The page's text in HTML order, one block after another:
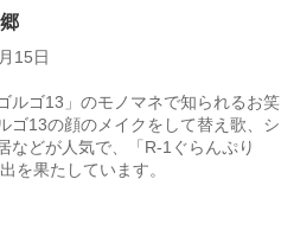
15日
ルゴ13」のモノマネで知られるお笑
ゴ13の顔のメイクをして替え歌、シ
などが人気で、「R-1ぐらんぷり
を果たしています。